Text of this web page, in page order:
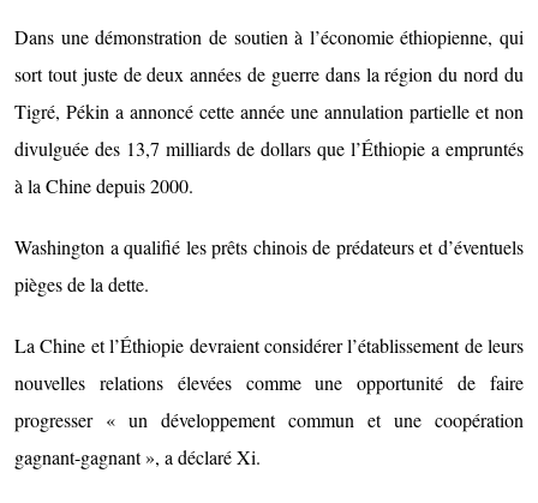
Dans une démonstration de soutien à l’économie éthiopienne, qui
sort tout juste de deux années de guerre dans la région du nord du
Tigré, Pékin a annoncé cette année une annulation partielle et non
divulguée des 13,7 milliards de dollars que l’Éthiopie a empruntés
à la Chine depuis 2000.
Washington a qualifié les prêts chinois de prédateurs et d’éventuels
pièges de la dette.
La Chine et l’Éthiopie devraient considérer l’établissement de leurs
nouvelles relations élevées comme une opportunité de faire
progresser « un développement commun et une coopération
gagnant-gagnant », a déclaré Xi.